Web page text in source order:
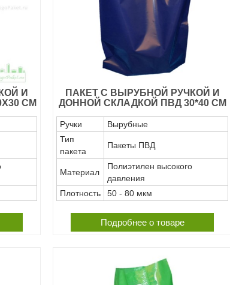
И
СМ
ПАКЕТ С ВЫРУБНОЙ РУЧКОЙ И
ДОННОЙ СКЛАДКОЙ ПВД 30*40 СМ
Ручки
Вырубные
Тип
пакета
Пакеты ПВД
Материал
Полиэтилен высокого
давления
Плотность
50 - 80 мкм
Подробнее о товаре